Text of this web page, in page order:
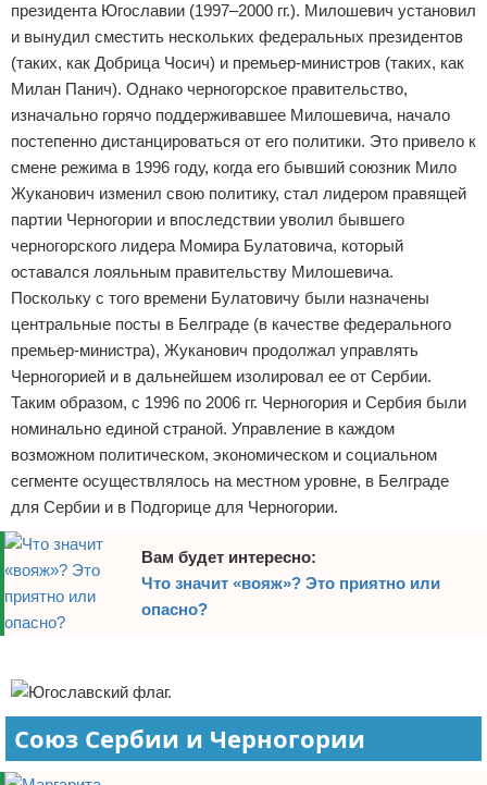
президента Югославии (1997–2000 гг.). Милошевич установил
и вынудил сместить нескольких федеральных президентов
(таких, как Добрица Чосич) и премьер-министров (таких, как
Милан Панич). Однако черногорское правительство,
изначально горячо поддерживавшее Милошевича, начало
постепенно дистанцироваться от его политики. Это привело к
смене режима в 1996 году, когда его бывший союзник Мило
Жуканович изменил свою политику, стал лидером правящей
партии Черногории и впоследствии уволил бывшего
черногорского лидера Момира Булатовича, который
оставался лояльным правительству Милошевича.
Поскольку с того времени Булатовичу были назначены
центральные посты в Белграде (в качестве федерального
премьер-министра), Жуканович продолжал управлять
Черногорией и в дальнейшем изолировал ее от Сербии.
Таким образом, с 1996 по 2006 гг. Черногория и Сербия были
номинально единой страной. Управление в каждом
возможном политическом, экономическом и социальном
сегменте осуществлялось на местном уровне, в Белграде
для Сербии и в Подгорице для Черногории.
Вам будет интересно:
Что значит «вояж»? Это приятно или
опасно?
Союз Сербии и Черногории